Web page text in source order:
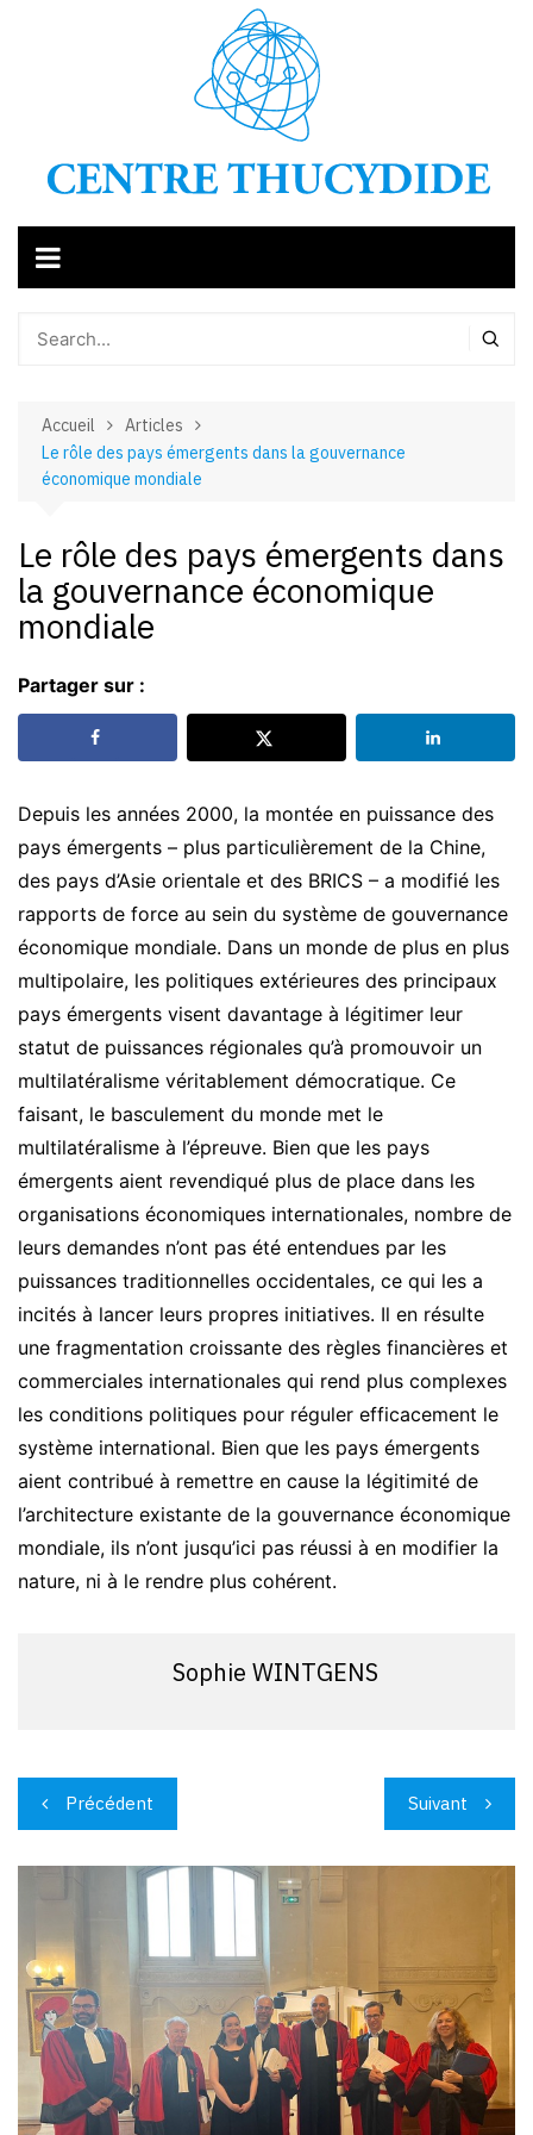
Accueil
Articles
Le rôle des pays émergents dans la gouvernance
économique mondiale
Le rôle des pays émergents dans
la gouvernance économique
mondiale
Partager sur :
Depuis les années 2000, la montée en puissance des
pays émergents – plus particulièrement de la Chine,
des pays d’Asie orientale et des BRICS – a modifié les
rapports de force au sein du système de gouvernance
économique mondiale. Dans un monde de plus en plus
multipolaire, les politiques extérieures des principaux
pays émergents visent davantage à légitimer leur
statut de puissances régionales qu’à promouvoir un
multilatéralisme véritablement démocratique. Ce
faisant, le basculement du monde met le
multilatéralisme à l’épreuve. Bien que les pays
émergents aient revendiqué plus de place dans les
organisations économiques internationales, nombre de
leurs demandes n’ont pas été entendues par les
puissances traditionnelles occidentales, ce qui les a
incités à lancer leurs propres initiatives. Il en résulte
une fragmentation croissante des règles financières et
commerciales internationales qui rend plus complexes
les conditions politiques pour réguler efficacement le
système international. Bien que les pays émergents
aient contribué à remettre en cause la légitimité de
l’architecture existante de la gouvernance économique
mondiale, ils n’ont jusqu’ici pas réussi à en modifier la
nature, ni à le rendre plus cohérent.
Sophie WINTGENS
Navigation
de
l’article
Précédent Suivant